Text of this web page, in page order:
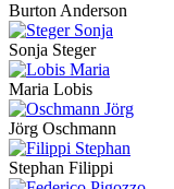
Burton Anderson
Sonja Steger
Maria Lobis
Jörg Oschmann
Stephan Filippi